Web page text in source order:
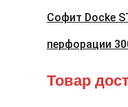
Софит Docke
перфорации
Товар